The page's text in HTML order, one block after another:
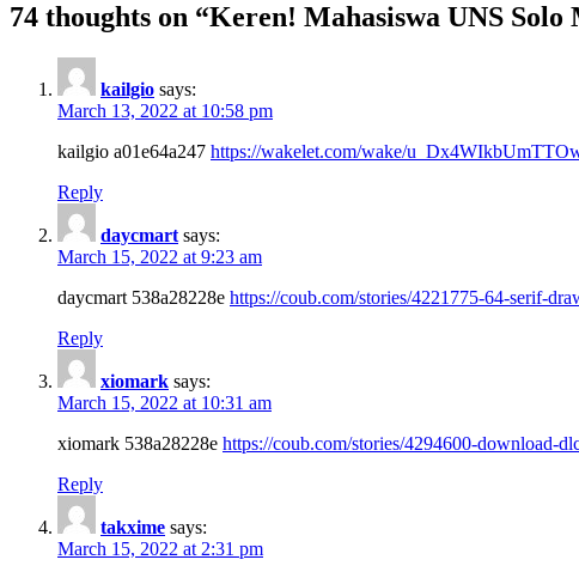
74 thoughts on “Keren! Mahasiswa UNS
kailgio says:
March 13, 2022 at 10:58 pm
kailgio a01e64a247 https://wakelet.com/wake/
Reply
daycmart says:
March 15, 2022 at 9:23 am
daycmart 538a28228e https://coub.com/stories/4221775-64-serif-
Reply
xiomark says:
March 15, 2022 at 10:31 am
xiomark 538a28228e https://coub.com/stories/4294600-download-
Reply
takxime says:
March 15, 2022 at 2:31 pm